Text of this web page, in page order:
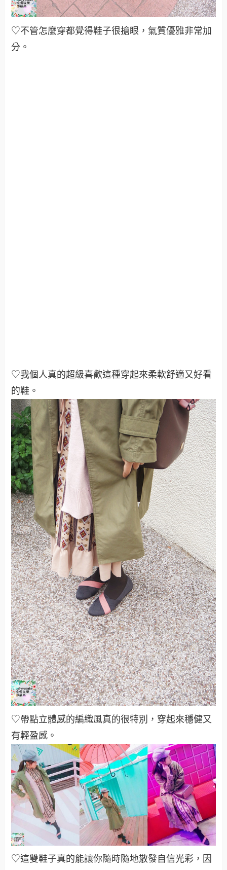
♡不管怎麼穿都覺得鞋子很搶眼，氣質優雅非常加
分 。
♡我個人真的超級喜歡這種穿起來柔軟舒適又好看
的鞋 。
♡帶點立體感的編織風真的很特別，穿起來穩健又
有輕盈感 。
♡這雙鞋子真的能讓你隨時隨地散發自信光彩，因